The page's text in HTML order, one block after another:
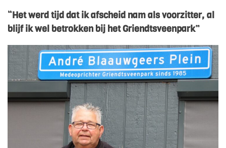
“Het werd tijd dat ik afscheid nam als voorzitter, al
blijf ik wel betrokken bij het Griendtsveenpark”